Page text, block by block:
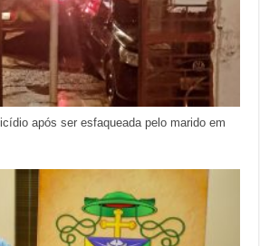
após ser esfaqueada pelo marido em